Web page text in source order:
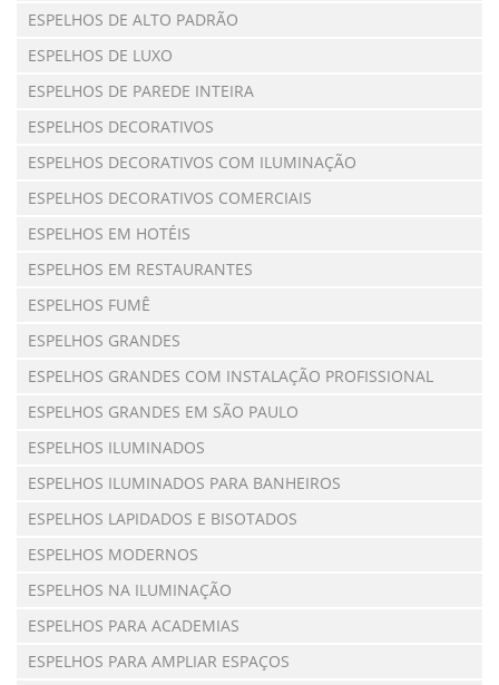
ESPELHOS DE ALTO PADRÃO
ESPELHOS DE LUXO
ESPELHOS DE PAREDE INTEIRA
ESPELHOS DECORATIVOS
ESPELHOS DECORATIVOS COM ILUMINAÇÃO
ESPELHOS DECORATIVOS COMERCIAIS
ESPELHOS EM HOTÉIS
ESPELHOS EM RESTAURANTES
ESPELHOS FUMÊ
ESPELHOS GRANDES
ESPELHOS GRANDES COM INSTALAÇÃO PROFISSIONAL
ESPELHOS GRANDES EM SÃO PAULO
ESPELHOS ILUMINADOS
ESPELHOS ILUMINADOS PARA BANHEIROS
ESPELHOS LAPIDADOS E BISOTADOS
ESPELHOS MODERNOS
ESPELHOS NA ILUMINAÇÃO
ESPELHOS PARA ACADEMIAS
ESPELHOS PARA AMPLIAR ESPAÇOS